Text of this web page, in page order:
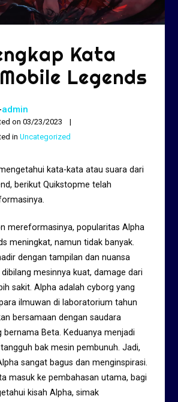
Kata
Legends
admin
on03/23/2023
inUncategorized
kata-kata atau suara dari
berikut Quikstopme telah
mereformasinya, popularitas Alpha
meningkat, namun tidak banyak.
dengan tampilan dan nuansa
dibilang mesinnya kuat, damage dari
sakit. Alpha adalah cyborg yang
ilmuwan di laboratorium tahun
bersamaan dengan saudara
bernama Beta. Keduanya menjadi
bak mesin pembunuh. Jadi,
sangat bagus dan menginspirasi.
masuk ke pembahasan utama, bagi
kisah Alpha, simak